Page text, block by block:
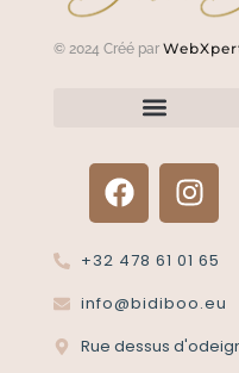
© 2024 Créé par
+32 478 61 01 65
info@bidiboo.eu
Rue dessus